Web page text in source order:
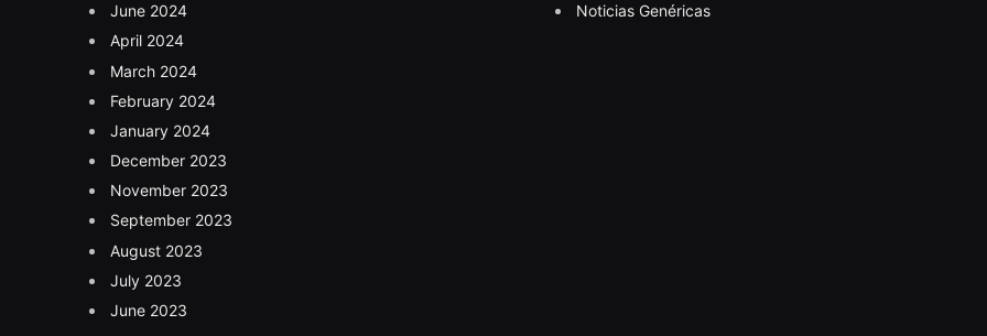
June 2024
April 2024
March 2024
February 2024
January 2024
December 2023
November 2023
September 2023
August 2023
July 2023
June 2023
Noticias Genéricas